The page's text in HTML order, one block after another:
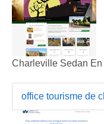
Charleville Sedan En
office tourisme de